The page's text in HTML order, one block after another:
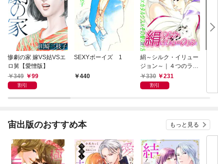
惨劇の家 嫁VS姑VSエ
ロ舅【愛憎版】
349
99
割引
SEXYボーイズ 1
440
絹～シルク・イリュー
ジョン～｜４つのラブ
スタイル×カタルシス×
その愛の行方
330 231
割引
宙出版のおすすめ本 もっと見る